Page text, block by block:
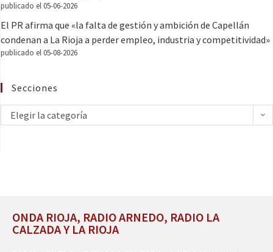
publicado el 05-06-2026
El PR afirma que «la falta de gestión y ambición de Capellán
condenan a La Rioja a perder empleo, industria y competitividad»
publicado el 05-08-2026
Secciones
Elegir la categoría
ONDA RIOJA, RADIO ARNEDO, RADIO LA
CALZADA Y LA RIOJA